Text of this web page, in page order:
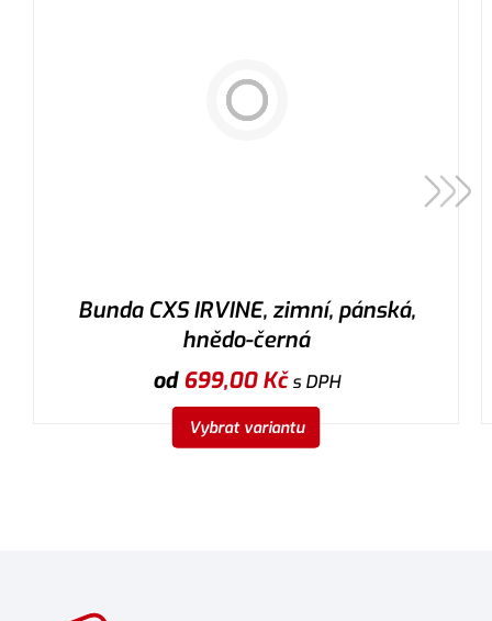
Bunda CXS IRVINE, zimní, pánská,
hnědo-černá
od699,00Kčs DPH
Vybrat variantu